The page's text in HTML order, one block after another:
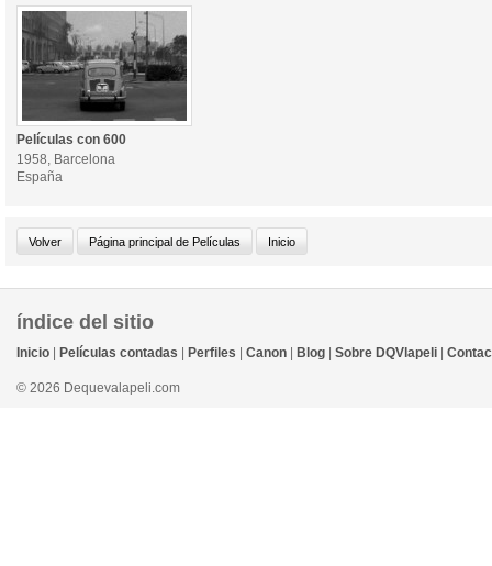
Películas con 600
1958, Barcelona
España
índice del sitio
Inicio Películas contadas Perfiles Canon Blog Sobre DQVlapeli
© 2026 Dequevalapeli.com